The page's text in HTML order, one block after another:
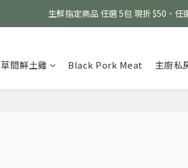
消費滿 $1800 贈送原味滴雞精1包、$6000 贈送
生鮮指定商品 任選 5包 現折 $50、任
草間鮮土雞 Black Pork Meat 主廚私